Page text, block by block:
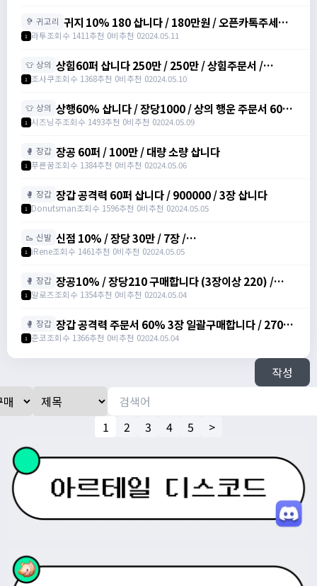
🦻 귀고리 귀지 10% 180 삽니다 / 180만원 / 오픈카톡주세요 /
오픈카톡주세요
1 라투조회수 1411추천 0비추천 02024.05.11
👕 상의 상힘60퍼 삽니다 250만 / 250만 / 상힘주문서 /
https://open.kakao.com/o/slxO2VTf
1 조사쿠조회수 1368추천 0비추천 02024.05.10
👕 상의 상행60% 삽니다 / 장당1000 / 상의 행운 주문서 60%
/ https://open.kakao.com/o/sv6PwPeg
1 시즈닝주조회수 1493추천 0비추천 02024.05.09
🥊 장갑 장공 60퍼 / 100만 / 대량 소량 삽니다
1 푸른꿈조회수 1384추천 0비추천 02024.05.06
🥊 장갑 장갑 공격력 60퍼 삽니다 / 900000 / 3장 삽니다
1 Donutsman조회수 1596추천 0비추천 02024.05.05
🥾 신발 신점 10% / 장당 30만 / 7장 /
https://open.kakao.com/o/sIu3Itmg
1 iRene조회수 1461추천 0비추천 02024.05.05
🥊 장갑 장공10% / 장당210 구매합니다 (3장이상 220) /
https://open.kakao.com/o/sfs5MN7f
1 알로즈조회수 1354추천 0비추천 02024.05.04
🥊 장갑 장갑 공격력 주문서 60% 3장 일괄구매합니다 / 270마
넌 / https://open.kakao.com/o/sNHIE1Gd
1 준코조회수 1366추천 0비추천 02024.05.04
작성
1 2 3 4 5 >